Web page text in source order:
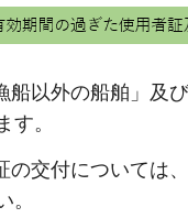
以外の船舶」及
す。
交付については
。